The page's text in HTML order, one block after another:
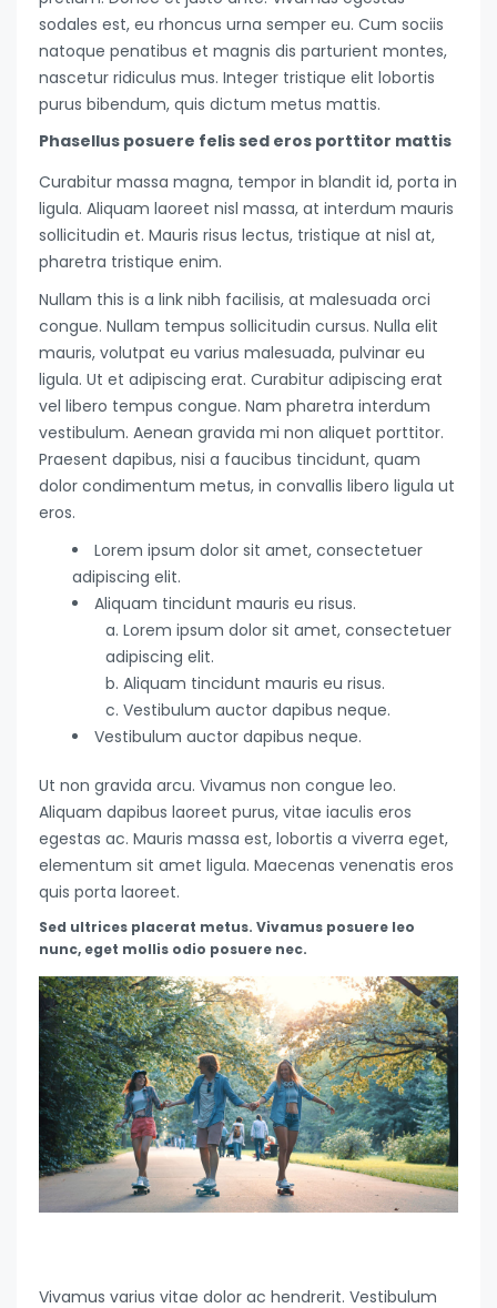
sodales est, eu rhoncus urna semper eu. Cum sociis
natoque penatibus et magnis dis parturient montes,
nascetur ridiculus mus. Integer tristique elit lobortis
purus bibendum, quis dictum metus mattis.
Phasellus posuere felis sed eros porttitor mattis
Curabitur massa magna, tempor in blandit id, porta in
ligula. Aliquam laoreet nisl massa, at interdum mauris
sollicitudin et. Mauris risus lectus, tristique at nisl at,
pharetra tristique enim.
Nullam this is a link nibh facilisis, at malesuada orci
congue. Nullam tempus sollicitudin cursus. Nulla elit
mauris, volutpat eu varius malesuada, pulvinar eu
ligula. Ut et adipiscing erat. Curabitur adipiscing erat
vel libero tempus congue. Nam pharetra interdum
vestibulum. Aenean gravida mi non aliquet porttitor.
Praesent dapibus, nisi a faucibus tincidunt, quam
dolor condimentum metus, in convallis libero ligula ut
eros.
Lorem ipsum dolor sit amet, consectetuer
adipiscing elit.
Aliquam tincidunt mauris eu risus.
Lorem ipsum dolor sit amet, consectetuer
adipiscing elit.
Aliquam tincidunt mauris eu risus.
Vestibulum auctor dapibus neque.
Vestibulum auctor dapibus neque.
Ut non gravida arcu. Vivamus non congue leo.
Aliquam dapibus laoreet purus, vitae iaculis eros
egestas ac. Mauris massa est, lobortis a viverra eget,
elementum sit amet ligula. Maecenas venenatis eros
quis porta laoreet.
Sed ultrices placerat metus. Vivamus posuere leo
nunc, eget mollis odio posuere nec.
Vivamus varius vitae dolor ac hendrerit. Vestibulum